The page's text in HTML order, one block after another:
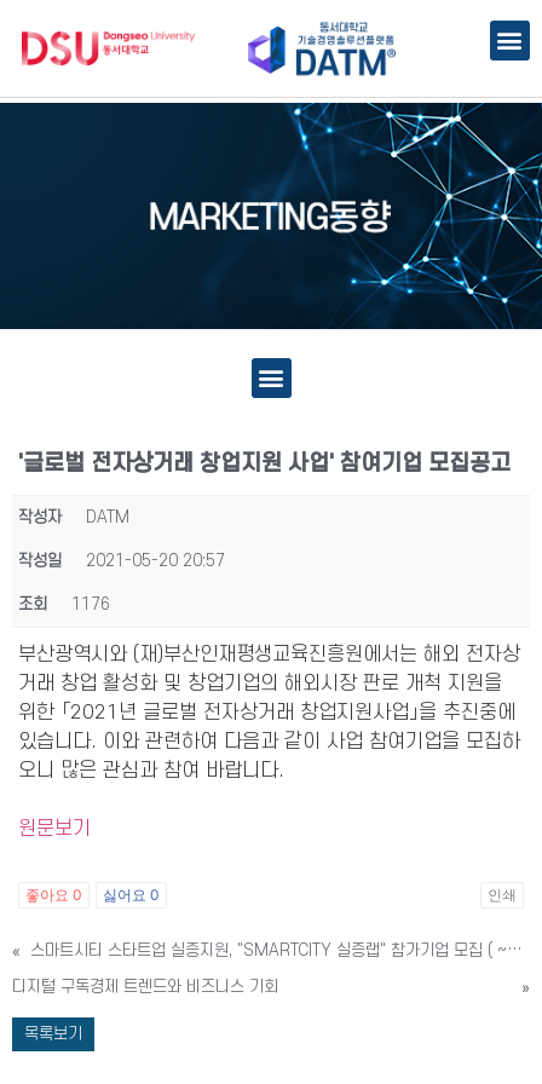
'글로벌 전자상거래 창업지원 사업' 참여기업 모집공고
작성자 DATM
작성일 2021-05-20 20:57
조회 1176
부산광역시와 (재)부산인재평생교육진흥원에서는 해외 전자상
거래 창업 활성화 및 창업기업의 해외시장 판로 개척 지원을
위한 「2021년 글로벌 전자상거래 창업지원사업」을 추진중에
있습니다. 이와 관련하여 다음과 같이 사업 참여기업을 모집하
오니 많은 관심과 참여 바랍니다.
원문보기
좋아요 0 싫어요 0 인쇄
«
스마트시티 스타트업 실증지원, "SMARTCITY 실증랩" 참가기업 모집 ( ~6/6)
디지털 구독경제 트렌드와 비즈니스 기회
»
목록보기